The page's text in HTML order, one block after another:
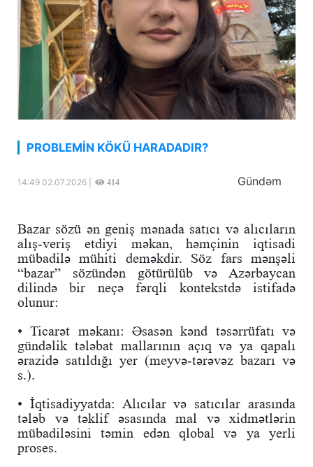
PROBLEMİN KÖKÜ HARADADIR?
14:49 02.07.2026 | 414 Gündəm
Bazar sözü ən geniş mənada satıcı və alıcıların
alış-veriş etdiyi məkan, həmçinin iqtisadi
mübadilə mühiti deməkdir. Söz fars mənşəli
“bazar” sözündən götürülüb və Azərbaycan
dilində bir neçə fərqli kontekstdə istifadə
olunur:
• Ticarət məkanı: Əsasən kənd təsərrüfatı və
gündəlik tələbat mallarının açıq və ya qapalı
ərazidə satıldığı yer (meyvə-tərəvəz bazarı və
s.).
• İqtisadiyyatda: Alıcılar və satıcılar arasında
tələb və təklif əsasında mal və xidmətlərin
mübadiləsini təmin edən qlobal və ya yerli
proses.